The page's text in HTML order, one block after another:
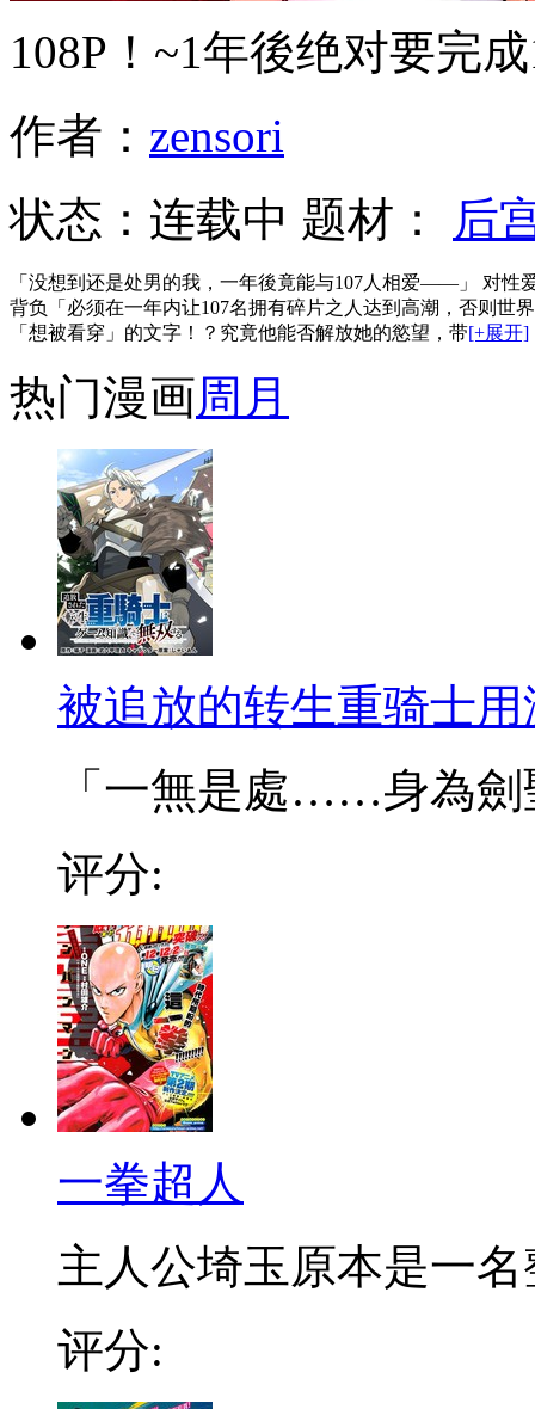
108P！~1年後绝对要完
作者： zensori
状态： 连载中 题材： 后
「没想到还是处男的我，一年後竟能与107人相爱——」 对性
背负「必须在一年内让107名拥有碎片之人达到高潮，否则世
「想被看穿」的文字！？究竟他能否解放她的慾望，带[+展开]
热门漫画周 月
被追放的转生重骑士
「一無是處……身為劍
评分:
一拳超人
主人公埼玉原本是一名
评分: